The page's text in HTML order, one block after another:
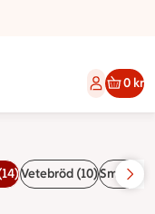
Huskvarna
0 kr
Vetebröd (10)